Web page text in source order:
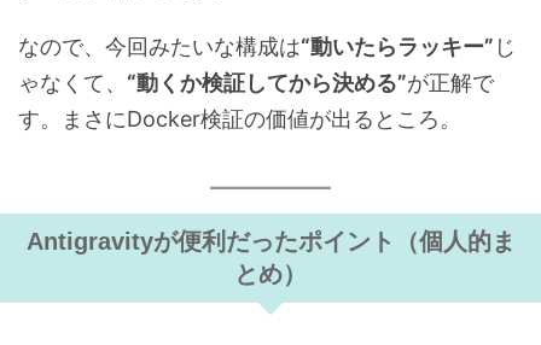
なので、今回みたいな構成は“動いたらラッキー” じ
ゃなくて、 “動くか検証してから決める”が正解で
す。まさにDocker検証の価値が出るところ。
Antigravityが便利だったポイント（個人的ま
とめ）